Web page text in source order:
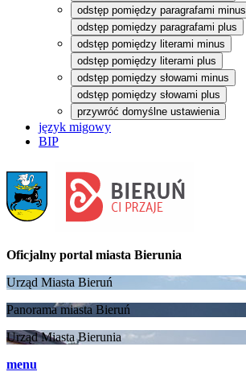
odstęp pomiędzy paragrafami minus
odstęp pomiędzy paragrafami plus
odstęp pomiędzy literami minus
odstęp pomiędzy literami plus
odstęp pomiędzy słowami minus
odstęp pomiędzy słowami plus
przywróć domyślne ustawienia
język migowy
BIP
Oficjalny portal miasta Bierunia
Urząd Miasta Bieruń
Panorama miasta Bieruń
Urząd Miasta Bierunia
menu